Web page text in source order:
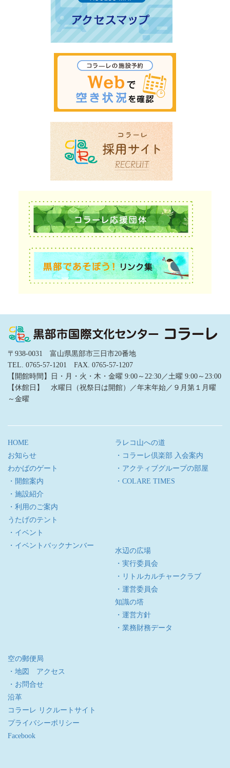
〒938-0031 富山県黒部市三日市20番地
TEL. 0765-57-1201 FAX. 0765-57-1207
【開館時間】日・月・火・木・金曜 9:00～22:30／土曜 9:00～23:00
【休館日】 水曜日（祝祭日は開館）／年末年始／９月第１月曜
～金曜
HOME
お知らせ
わかばのゲート
・開館案内
・施設紹介
・利用のご案内
うたげのテント
・イベント
・イベントバックナンバー
ラレコ山への道
・コラーレ倶楽部 入会案内
・アクティブグループの部屋
・COLARE TIMES
水辺の広場
・実行委員会
・リトルカルチャークラブ
・運営委員会
知識の塔
・運営方針
・業務財務データ
空の郵便局
・地図 アクセス
・お問合せ
沿革
コラーレ リクルートサイト
プライバシーポリシー
Facebook